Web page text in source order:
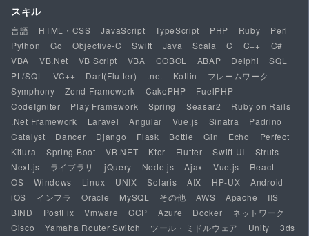
スキル
言語 HTML・CSS JavaScript TypeScript PHP Ruby
Perl
Python
Go Objective-C Swift Java Scala C C++
C#
VBA
VB.Net VB Script VBA COBOL ABAP Delphi
SQL
PL/SQL
VC++ Dart(Flutter) .net Kotlin
フレームワーク
Symphony
Zend Framework CakePHP
FuelPHP
CodeIgniter
Play Framework Spring Seasar2
Ruby on Rails
.Net Framework
Laravel Angular Vue.js Sinatra
Padrino
Catalyst
Dancer Django Flask Bottle Gin Echo
Perfect
Kitura
Spring Boot VB.NET Ktor Flutter Swift UI
Struts
Next.js
ライブラリ jQuery Node.js Ajax Vue.js
React
OS
Windows Linux UNIX Solaris AIX HP-UX
Android
iOS
インフラ Oracle MySQL その他 AWS Apache
IIS
BIND
PostFix Vmware GCP Azure Docker
ネットワーク
Cisco
Yamaha Router Switch ツール・ミドルウェア Unity
3ds